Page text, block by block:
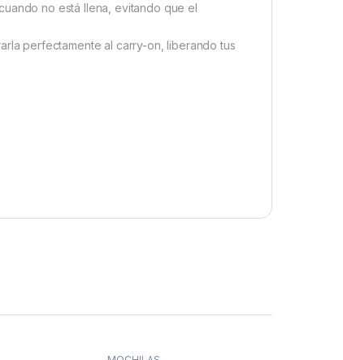
no está llena, evitando que el
perfectamente al carry-on, liberando tus